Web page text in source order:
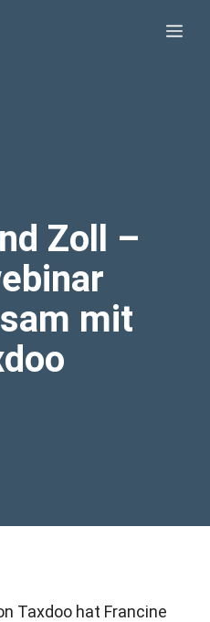
Zoll –
mit
Taxdoo hat Francine